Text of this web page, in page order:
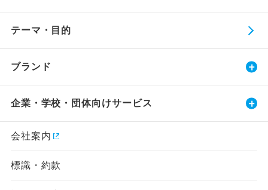
テーマ・目的
ブランド
企業・学校・団体向けサービス
会社案内
標識・約款